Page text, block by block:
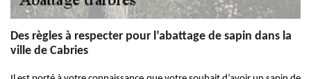
Des règles à respecter pour l’abattage de sapin dans la
ville de Cabries